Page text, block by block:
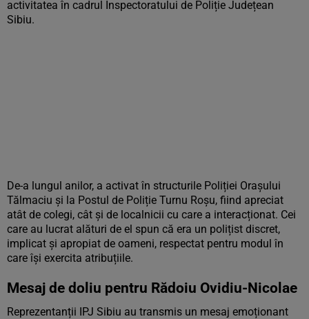
activitatea în cadrul Inspectoratului de Poliție Județean
Sibiu.
De-a lungul anilor, a activat în structurile Poliției Orașului
Tălmaciu și la Postul de Poliție Turnu Roșu, fiind apreciat
atât de colegi, cât și de localnicii cu care a interacționat. Cei
care au lucrat alături de el spun că era un polițist discret,
implicat și apropiat de oameni, respectat pentru modul în
care își exercita atribuțiile.
Mesaj de doliu pentru Rădoiu Ovidiu-Nicolae
Reprezentanții IPJ Sibiu au transmis un mesaj emoționant